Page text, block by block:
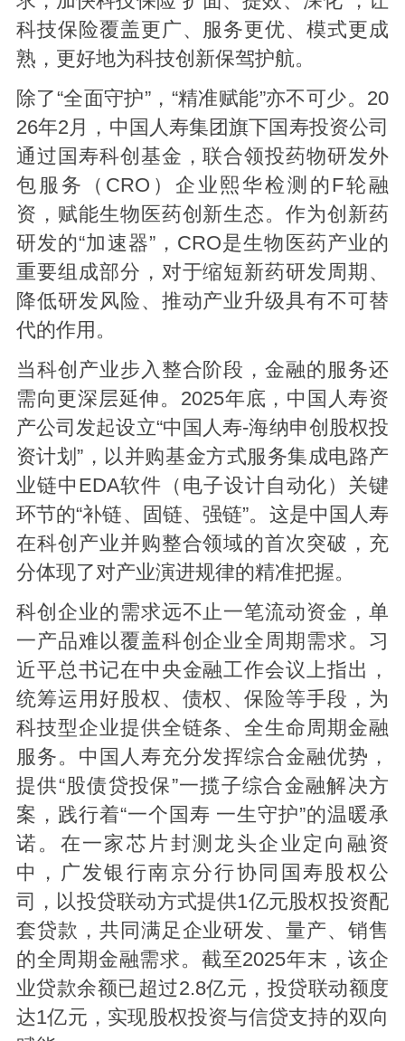
科技保险覆盖更广、服务更优、模式更成
熟，更好地为科技创新保驾护航。
除了“全面守护”，“精准赋能”亦不可少。20
26年2月，中国人寿集团旗下国寿投资公司
通过国寿科创基金，联合领投药物研发外
包服务（CRO）企业熙华检测的F轮融
资，赋能生物医药创新生态。作为创新药
研发的“加速器”，CRO是生物医药产业的
重要组成部分，对于缩短新药研发周期、
降低研发风险、推动产业升级具有不可替
代的作用。
当科创产业步入整合阶段，金融的服务还
需向更深层延伸。2025年底，中国人寿资
产公司发起设立“中国人寿-海纳申创股权投
资计划”，以并购基金方式服务集成电路产
业链中EDA软件（电子设计自动化）关键
环节的“补链、固链、强链”。这是中国人寿
在科创产业并购整合领域的首次突破，充
分体现了对产业演进规律的精准把握。
科创企业的需求远不止一笔流动资金，单
一产品难以覆盖科创企业全周期需求。习
近平总书记在中央金融工作会议上指出，
统筹运用好股权、债权、保险等手段，为
科技型企业提供全链条、全生命周期金融
服务。中国人寿充分发挥综合金融优势，
提供“股债贷投保”一揽子综合金融解决方
案，践行着“一个国寿 一生守护”的温暖承
诺。在一家芯片封测龙头企业定向融资
中，广发银行南京分行协同国寿股权公
司，以投贷联动方式提供1亿元股权投资配
套贷款，共同满足企业研发、量产、销售
的全周期金融需求。截至2025年末，该企
业贷款余额已超过2.8亿元，投贷联动额度
达1亿元，实现股权投资与信贷支持的双向